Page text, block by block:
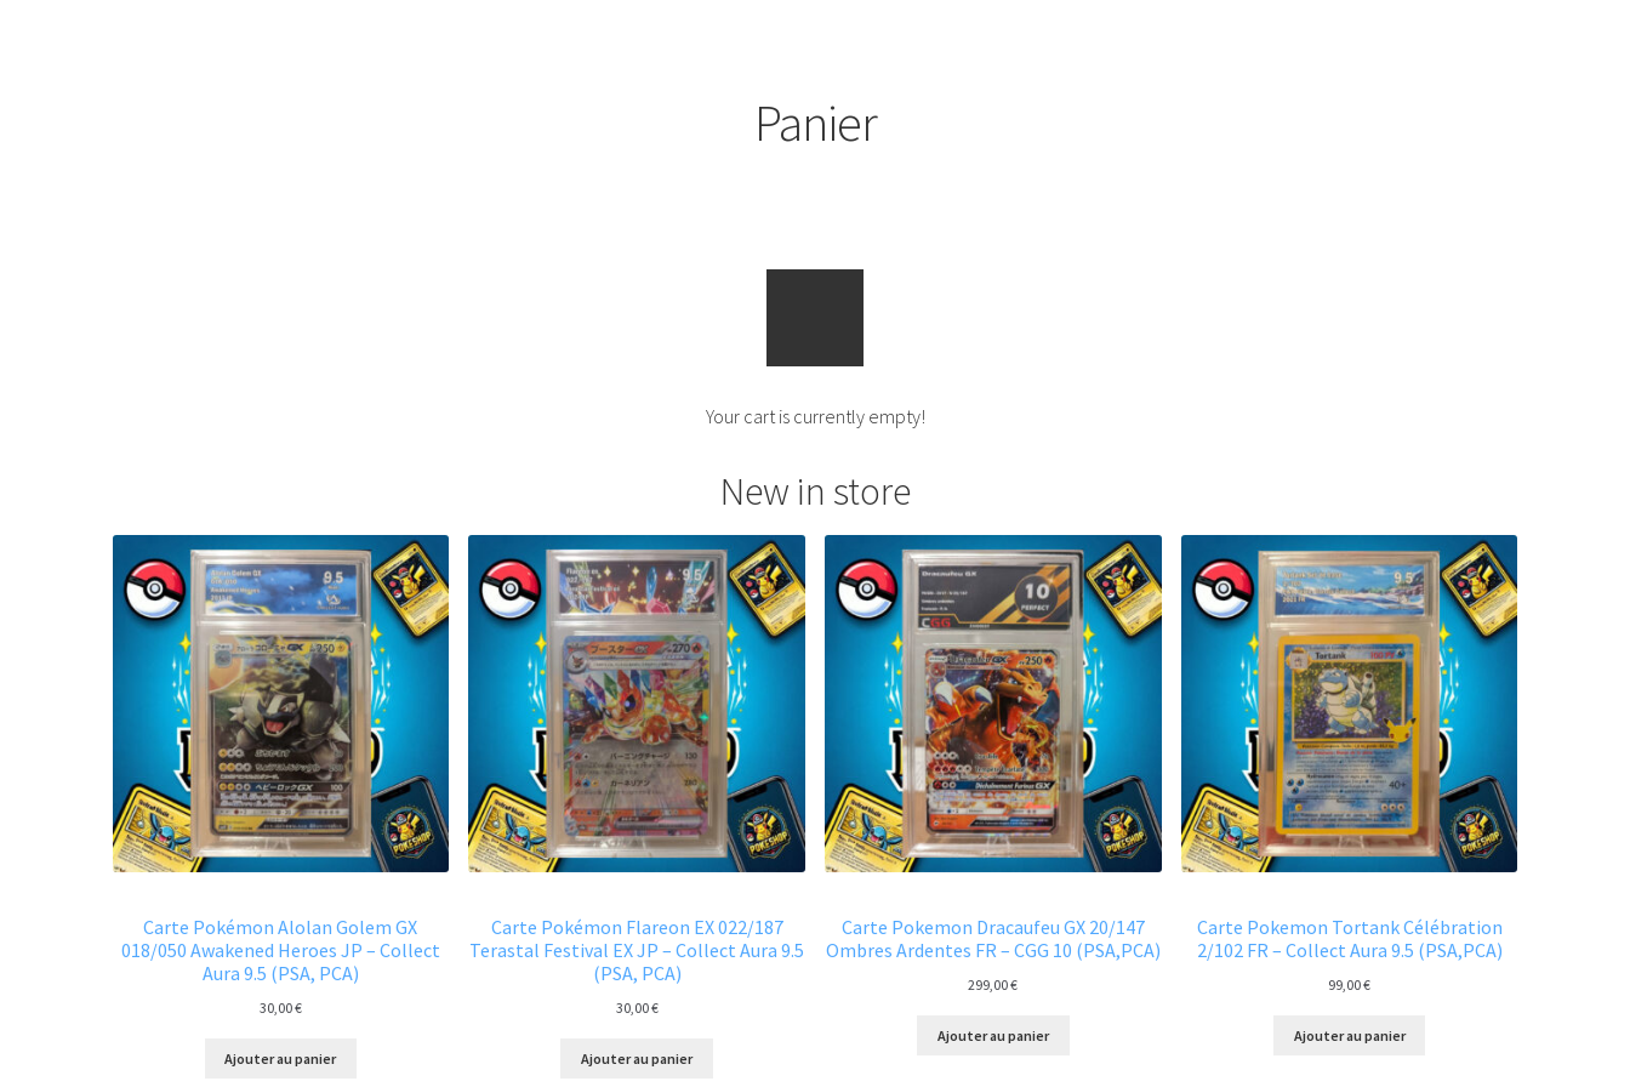
Panier
Your cart is currently empty!
New in store
Carte Pokémon Alolan Golem GX
018/050 Awakened Heroes JP – Collect
Aura 9.5 (PSA, PCA)
30,00€
Ajouter au panier
Carte Pokémon Flareon EX 022/187
Terastal Festival EX JP – Collect Aura 9.5
(PSA, PCA)
30,00€
Ajouter au panier
Carte Pokemon Dracaufeu GX 20/147
Ombres Ardentes FR – CGG 10 (PSA,PCA)
299,00€
Ajouter au panier
Carte Pokemon Tortank Célébration
2/102 FR – Collect Aura 9.5 (PSA,PCA)
99,00€
Ajouter au panier